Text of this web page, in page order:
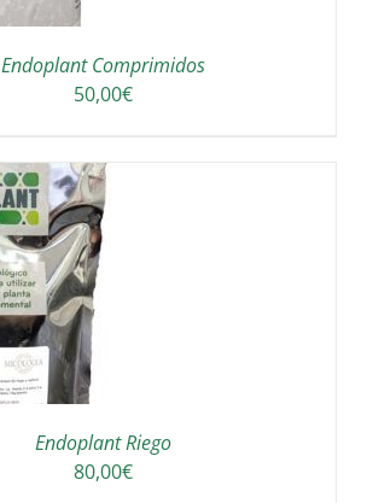
Endoplant Comprimidos
50,00€
Endoplant Riego
80,00€